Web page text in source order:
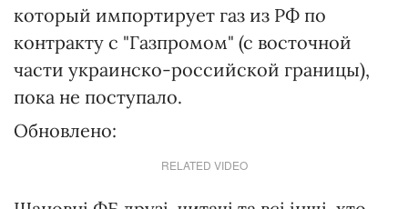
который импортирует газ из РФ по
контракту с "Газпромом" (с восточной
части украинско-российской границы),
пока не поступало.
Обновлено:
RELATED VIDEO